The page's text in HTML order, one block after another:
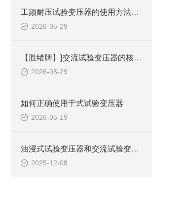
工频耐压试验变压器的使用方法是什么？
2026-05-29
【胜绪牌】}交流试验变压器的核心结果与分类
2026-05-29
如何正确使用干式试验变压器
2026-05-19
油浸式试验变压器和交流试验变压器的区别
2025-12-08